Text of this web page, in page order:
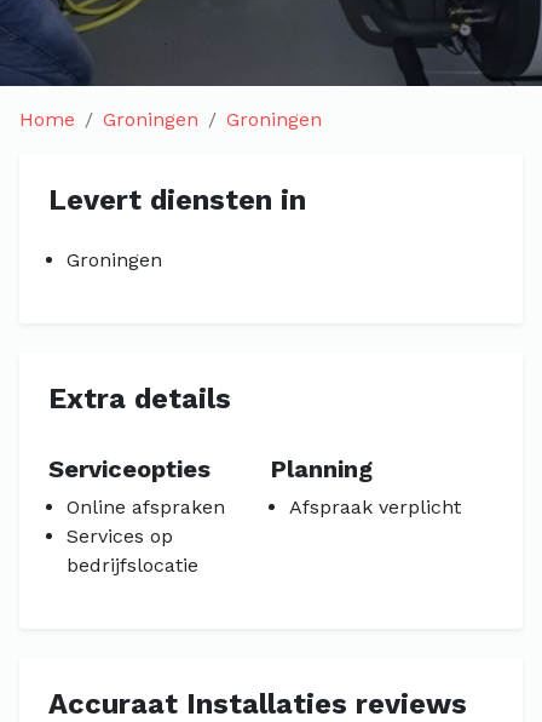
Home Groningen Groningen
Levert diensten in
Groningen
Extra details
Serviceopties
Online afspraken
Services op
bedrijfslocatie
Planning
Afspraak verplicht
Accuraat Installaties reviews